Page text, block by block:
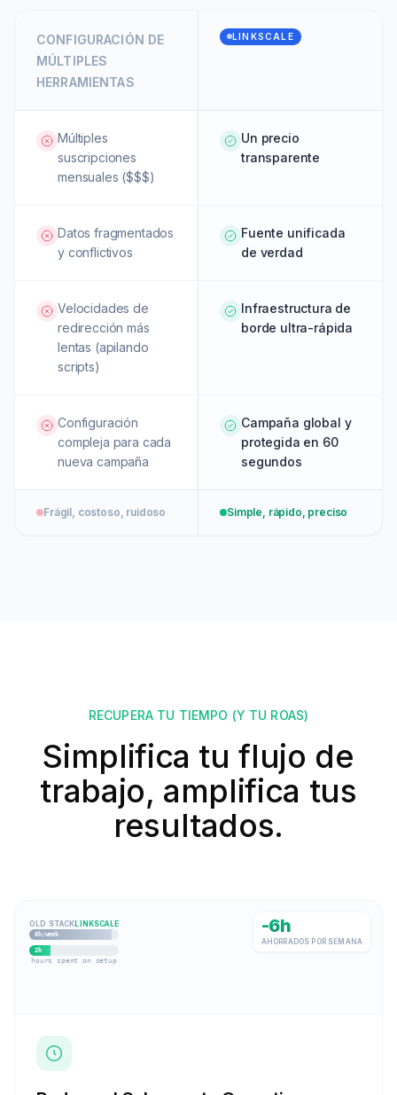
CONFIGURACIÓN DE
MÚLTIPLES
HERRAMIENTAS
LINKSCALE
Múltiples
suscripciones
mensuales ($$$)
Un precio
transparente
Datos fragmentados
y conflictivos
Fuente unificada
de verdad
Velocidades de
redirección más
lentas (apilando
scripts)
Infraestructura de
borde ultra-rápida
Configuración
compleja para cada
nueva campaña
Campaña global y
protegida en 60
segundos
Frágil, costoso, ruidoso Simple, rápido, preciso
RECUPERA TU TIEMPO (Y TU ROAS)
Simplifica tu flujo de
trabajo, amplifica tus
resultados.
OLD STACK LINKSCALE
8h/week
2h
hours spent on setup
-6h
AHORRADOS POR SEMANA